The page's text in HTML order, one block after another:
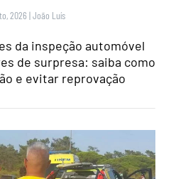
2026 |João Luís
da inspeção automóvel
de surpresa: saiba como
e evitar reprovação